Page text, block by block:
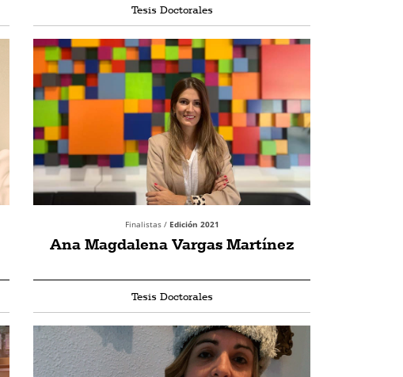
Tesis Doctorales
Finalistas / Edición 2021
Ana Magdalena Vargas Martínez
Tesis Doctorales